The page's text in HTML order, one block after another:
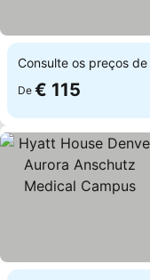
Consulte os preços de
De € 115